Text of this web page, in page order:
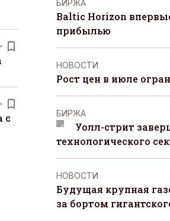
с
БИРЖА
Baltic Horizon
прибылью
НОВОСТИ
Рост цен в июле
БИРЖА
Уолл-стрит
технологического
НОВОСТИ
Будущая крупная
за бортом